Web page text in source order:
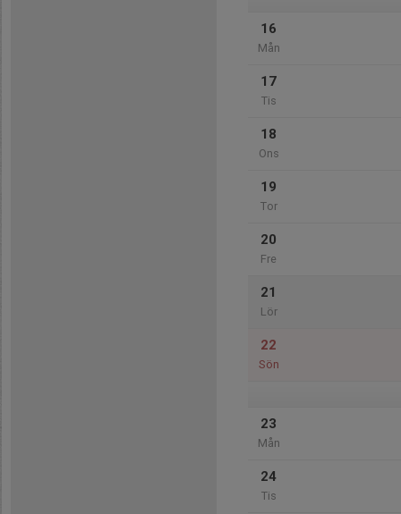
16
Mån
17
Tis
18
Ons
19
Tor
20
Fre
21
Lör
22
Sön
23
Mån
24
Tis